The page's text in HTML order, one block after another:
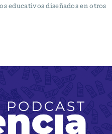
educativos diseñados en otros